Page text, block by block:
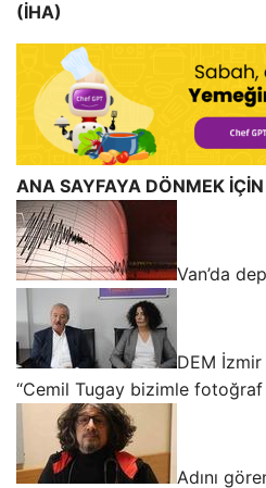
(İHA)
ANA SAYFAYA DÖNMEK
Van’da
DEM
“Cemil Tugay bizimle
Adını